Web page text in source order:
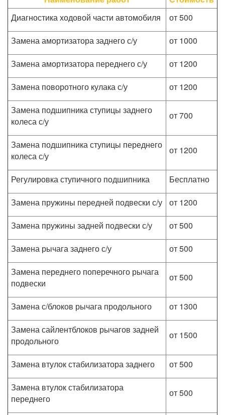
Диагностика ходовой части автомобиля
от 500
Замена амортизатора заднего с/у
от 1000
Замена амортизатора переднего с/у
от 1200
Замена поворотного кулака с/у
от 1200
Замена подшипника ступицы заднего
колеса с/у
от 700
Замена подшипника ступицы переднего
колеса с/у
от 1200
Регулировка ступичного подшипника
Бесплатно
Замена пружины передней подвески с/у
от 1200
Замена пружины задней подвески с/у
от 500
Замена рычага заднего с/у
от 500
Замена переднего поперечного рычага
подвески
от 500
Замена с/блоков рычага продольного
от 1300
Замена сайлентблоков рычагов задней
продольного
от 1500
Замена втулок стабилизатора заднего
от 500
Замена втулок стабилизатора
переднего
от 500